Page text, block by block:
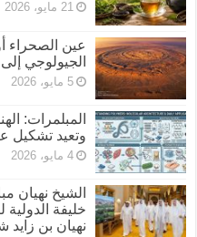
21 مايو، 2026
عين الصحراء
الجيولوجي
5 مايو، 2026
المبلمرات:
وتعيد تشكيل
4 مايو، 2026
الشيخ نهيان
خليفة
نهيان بن زايد